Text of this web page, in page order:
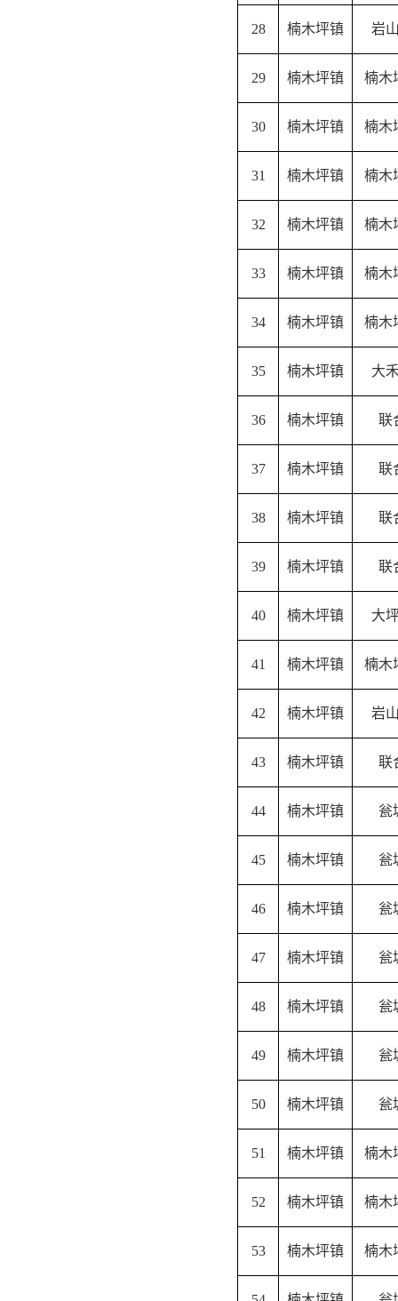
28 楠木坪镇 岩
29 楠木坪镇 楠木
30 楠木坪镇 楠木
31 楠木坪镇 楠木
32 楠木坪镇 楠木
33 楠木坪镇 楠木
34 楠木坪镇 楠木
35 楠木坪镇 大
36 楠木坪镇 联
37 楠木坪镇 联
38 楠木坪镇 联
39 楠木坪镇 联
40 楠木坪镇 大
41 楠木坪镇 楠木
42 楠木坪镇 岩
43 楠木坪镇 联
44 楠木坪镇 瓮
45 楠木坪镇 瓮
46 楠木坪镇 瓮
47 楠木坪镇 瓮
48 楠木坪镇 瓮
49 楠木坪镇 瓮
50 楠木坪镇 瓮
51 楠木坪镇 楠木
52 楠木坪镇 楠木
53 楠木坪镇 楠木